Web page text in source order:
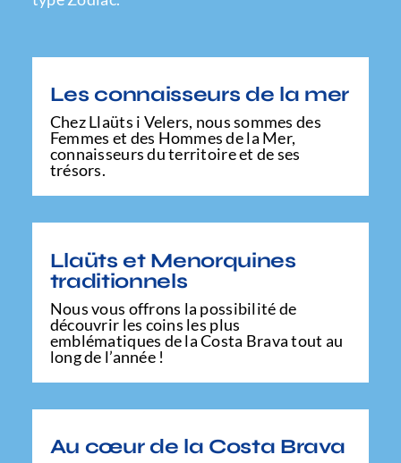
Les connaisseurs de la mer
Chez Llaüts i Velers, nous sommes des
Femmes et des Hommes de la Mer,
connaisseurs du territoire et de ses
trésors.
Llaüts et Menorquines
traditionnels
Nous vous offrons la possibilité de
découvrir les coins les plus
emblématiques de la Costa Brava tout au
long de l’année !
Au cœur de la Costa Brava